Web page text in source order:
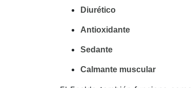
Diurético
Antioxidante
Sedante
Calmante muscular